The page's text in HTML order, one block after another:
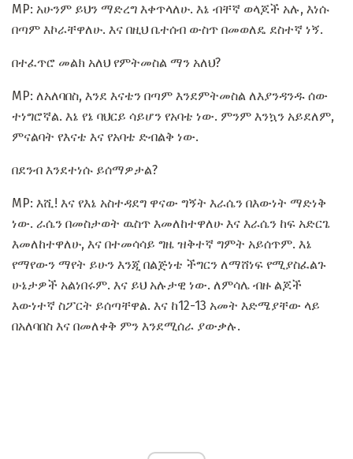
MP: አሁንም ይህን ማድረግ እቀጥላለሁ. እኔ ብቸኛ ወላጆች አሉ, እነሱ
በጣም እኮራቸዋለሁ. እና በዚህ ቤተሰብ ውስጥ በመወለዴ ደስተኛ ነኝ.
በተፈጥሮ መልክ አለህ የምትመስል ማን አለህ?
MP: ለአለባበስ, እንደ እናቴን በጣም እንደምትመስል ለእያንዳንዱ ሰው
ተነግሮኛል. እኔ የኔ ባህርይ ሳይሆን የአባቴ ነው. ምንም እንኳን አይደለም,
ምናልባት የእናቴ እና የአባቴ ድብልቅ ነው.
በደንብ እንደተነሱ ይሰማዎታል?
MP: እሺ! እና የእኔ አስተዳደግ ዋናው ግኝት እራሴን በእውነት ማድነቅ
ነው. ራሴን በመስታወት ዉስጥ እመለከተዋለሁ እና እራሴን ከፍ አድርጌ
እመለከተዋለሁ, እና በተመሳሳይ ግዜ ዝቅተኛ ግምት አይሰጥም. እኔ
የማየውን ማየት ይሁን እንጂ በልጅነቴ ችግርን ለማሸነፍ የሚያስፈልጉ
ሁኔታዎች አልነበሩም. እና ይህ አሉታዊ ነው. ለምሳሌ ብዙ ልጆች
እውነተኛ ስፖርት ይሰጣቸዋል. እና ከ12-13 አመት እድሜያቸው ላይ
በአለባበስ እና በመለቀቅ ምን እንደሚሰራ ያውቃሉ.